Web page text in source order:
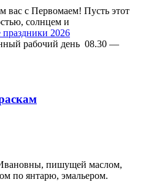
вас с Первомаем! Пусть этот
солнцем и
2026
рабочий день 08.30 —
пишущей маслом,
по янтарю, эмальером.